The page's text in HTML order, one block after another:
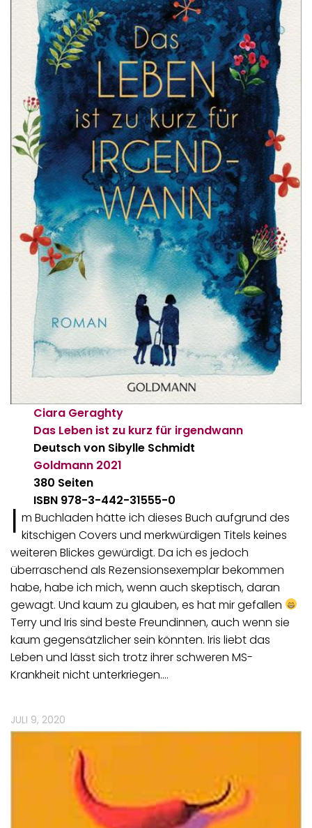
Ciara Geraghty
Das Leben ist zu kurz für irgendwann
Deutsch von Sibylle Schmidt
Goldmann 2021
380 Seiten
ISBN 978-3-442-31555-0
I m Buchladen hätte ich dieses Buch aufgrund des
kitschigen Covers und merkwürdigen Titels keines
weiteren Blickes gewürdigt. Da ich es jedoch
überraschend als Rezensionsexemplar bekommen
habe, habe ich mich, wenn auch skeptisch, daran
gewagt. Und kaum zu glauben, es hat mir gefallen
Terry und Iris sind beste Freundinnen, auch wenn sie
kaum gegensätzlicher sein könnten. Iris liebt das
Leben und lässt sich trotz ihrer schweren MS-
Krankheit nicht unterkriegen.…
JULI 9, 2020